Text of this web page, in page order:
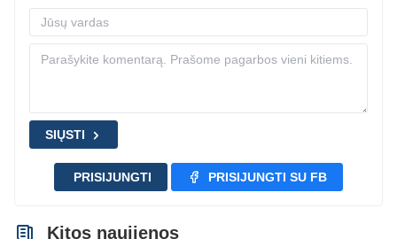
SIŲSTI
PRISIJUNGTI PRISIJUNGTI SU FB
Kitos naujienos